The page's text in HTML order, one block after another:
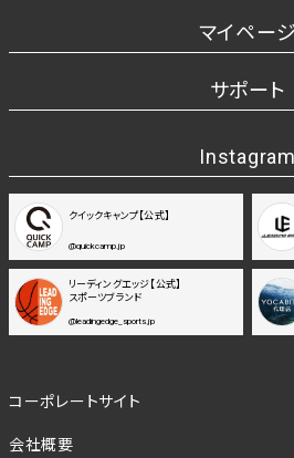
マイページ
サポート
Instagram
クイックキャンプ【公式】
@quickcamp.jp
リーディングエッジ【公式】
スポーツブランド
@leadingedge_sports.jp
コーポレートサイト
会社概要